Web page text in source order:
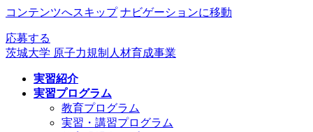
コンテンツへスキップ ナビゲーションに移動
応募する
茨城大学 原子力規制人材育成事業
実習紹介
実習プログラム
教育プログラム
実習・講習プログラム